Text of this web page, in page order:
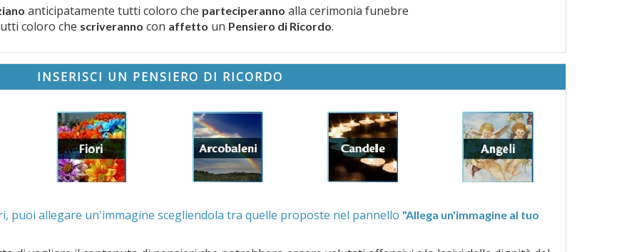
anticipatamente tutti coloro che parteciperanno alla cerimonia funebre
coloro che scriveranno con affetto un Pensiero di Ricordo.
INSERISCI UN PENSIERO DI RICORDO
. Se lo desideri, puoi allegare un'immagine scegliendola tra quelle proposte nel pannello "Allega un'immagine al tuo